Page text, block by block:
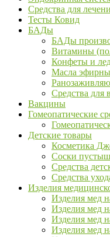
Средства для
Тесты Ковид
БАДы
БАДы
Витамины
Конфеты и
Масла
Средства для
Вакцины
Гомеопатические
Детские товары
Косметика
Соски
Средства
Средства
Изделия
Изделия мед
Изделия мед
Изделия мед
Изделия мед